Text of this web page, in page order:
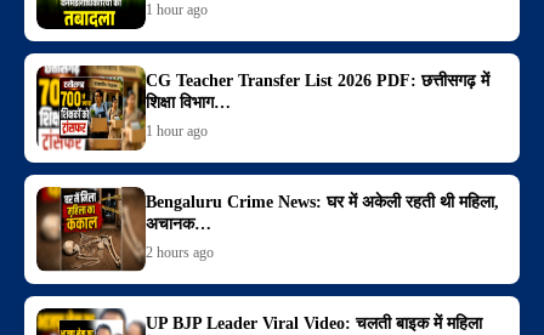
1 hour ago
CG Teacher Transfer List 2026 PDF: छत्तीसगढ़ में
शिक्षा विभाग…
1 hour ago
Bengaluru Crime News: घर में अकेली रहती थी महिला,
अचानक…
2 hours ago
UP BJP Leader Viral Video: चलती बाइक में महिला